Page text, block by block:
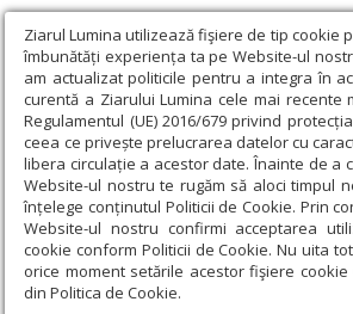
Ziarul Lumina utilizează fişiere de tip cookie
îmbunătăți experiența ta pe Website-ul
am actualizat politicile pentru a integra în
curentă a Ziarului Lumina cele mai recente
Regulamentul (UE) 2016/679 privind
ceea ce privește prelucrarea datelor cu
libera circulație a acestor date. Înainte de a
Website-ul nostru te rugăm să aloci timpul
înțelege conținutul Politicii de Cookie. Prin
Website-ul nostru confirmi acceptarea
cookie conform Politicii de Cookie. Nu uita
orice moment setările acestor fişiere
din Politica de Cookie.
Ziarul Lumina › Actualitate religioasă ›
Ardealului la 150 de ani
Mitropolia Ardealului la 150